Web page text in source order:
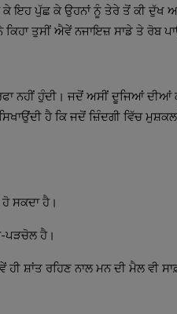
ਕੇ ਇਹ ਪੁੱਛ ਕੇ ਉਹਨਾਂ ਨੂੰ ਤੇਰੇ ਤੋਂ ਕੀ
ਤੁਸੀਂ ਐਵੇਂ ਨਜਾਇਜ਼ ਸਾਡੇ ਤੇ ਰੋਬ
ਨਹੀਂ ਹੁੰਦੀ। ਜਦੋਂ ਅਸੀਂ ਦੂਜਿਆਂ
ਹੈ ਕਿ ਜਦੋਂ ਜ਼ਿੰਦਗੀ ਵਿੱਚ
ਸਕਦਾ ਹੈ।
ਪੜਚੋਲ ਹੈ।
ਸ਼ਾਂਤ ਰਹਿਣ ਨਾਲ ਮਨ ਦੀ ਮੈਲ ਵੀ